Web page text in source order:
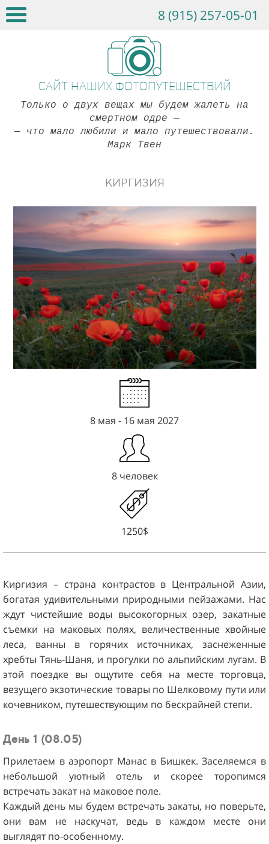
8 (915) 257-05-01
Сайт наших фотопутешествий
Только о двух вещах мы будем жалеть на
смертном одре —
— что мало любили и мало путешествовали.
Марк Твен
КИРГИЗИЯ
8 мая - 16 мая 2027
8 человек
1250$
Киргизия – страна контрастов в Центральной Азии,
богатая удивительными природными пейзажами. Нас
ждут чистейшие воды высокогорных озер, закатные
съемки на маковых полях, величественные хвойные
леса, ванны в горячих источниках, заснеженные
хребты Тянь-Шаня, и прогулки по альпийским лугам. В
этой поездке вы ощутите себя на месте торговца,
везущего экзотические товары по Шелковому пути или
кочевником, путешествующим по бескрайней степи.
День 1 (08.05)
Прилетаем в аэропорт Манас в Бишкек. Заселяемся в
небольшой уютный отель и скорее торопимся
встречать закат на маковое поле.
Каждый день мы будем встречать закаты, но поверьте,
они вам не наскучат, ведь в каждом месте они
выглядят по-особенному.